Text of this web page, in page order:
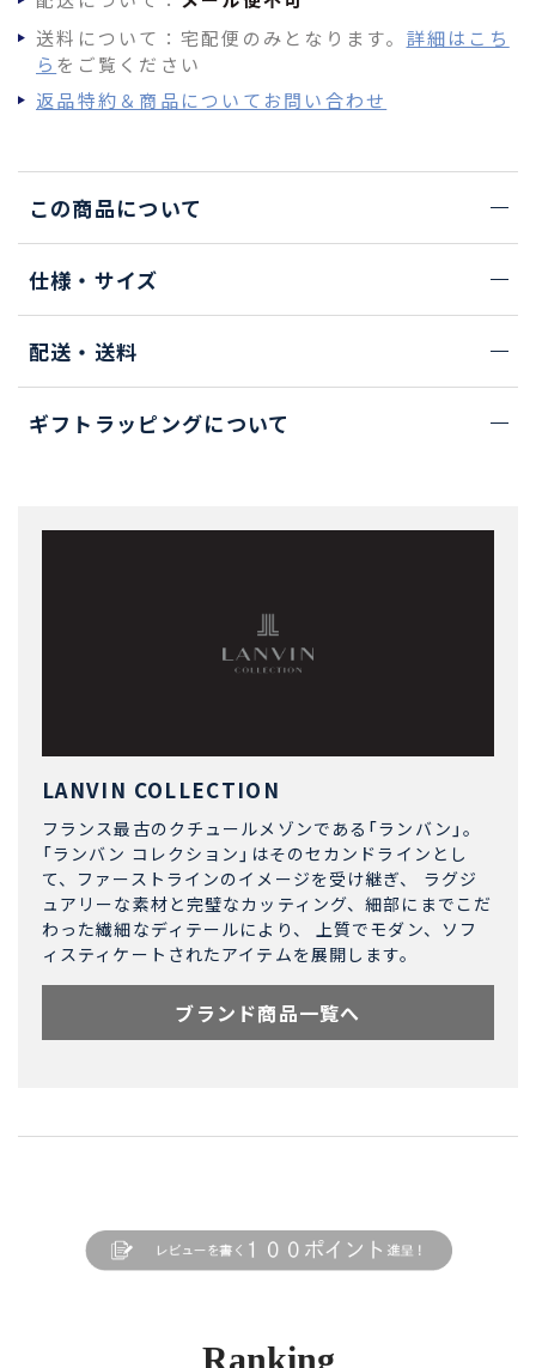
送料について：宅配便のみとなります。 詳細はこち
ら をご覧ください
返品特約＆商品についてお問い合わせ
この商品について
仕様・サイズ
配送・送料
ギフトラッピングについて
LANVIN COLLECTION
フランス最古のクチュールメゾンである「ランバン」。
「ランバン コレクション」はそのセカンドラインとし
て、ファーストラインのイメージを受け継ぎ、 ラグジ
ュアリーな素材と完璧なカッティング、細部にまでこだ
わった繊細なディテールにより、 上質でモダン、ソフ
ィスティケートされたアイテムを展開します。
ブランド商品一覧へ
Ranking